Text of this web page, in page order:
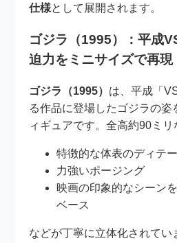
仕様として展開されます。
ゴジラ（1995）：平成
迫力をミニサイズで再現
ゴジラ（1995） は、平成「
る作品に登場したゴジラの姿
ィギュアです。全高約90ミリ
特徴的な体表のディテ
力強いポージング
映画の印象的なシーン
ベース
などが丁寧に立体化されてい